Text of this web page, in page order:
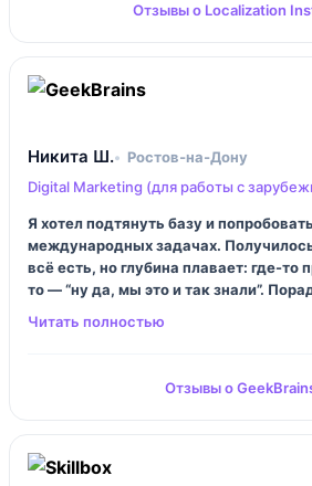
Отзывы о Localization
Никита Ш.
Ростов‑на‑Дону
Digital Marketing (для работы с
Я хотел подтянуть базу и
международных задачах.
всё есть, но глубина плавает: где-то
то — “ну да, мы это и так знали”.
учиться в своём темпе. Раздражало,
Отзывы о